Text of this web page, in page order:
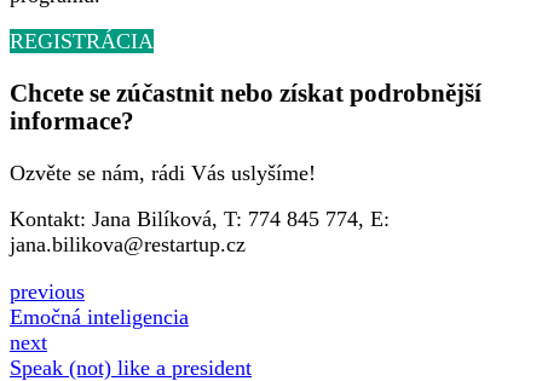
REGISTRÁCIA
Chcete se zúčastnit nebo získat podrobnější
informace?
Ozvěte se nám, rádi Vás uslyšíme!
Kontakt: Jana Bilíková, T: 774 845 774, E:
jana.bilikova@restartup.cz
previous
Emočná inteligencia
next
Speak (not) like a president